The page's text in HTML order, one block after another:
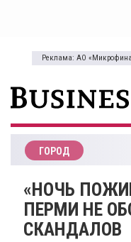
Реклама: АО
ГОРОД
«НОЧЬ
ПЕРМИ НЕ
СКАНДАЛОВ